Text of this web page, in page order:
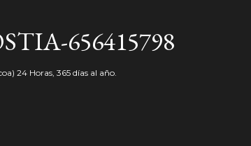
656415798
24 Horas, 365 días al año.